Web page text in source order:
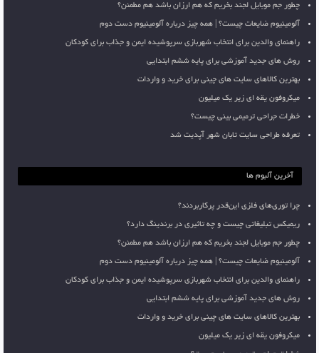
چطور جم موبایل لجند بخریم که هم ارزان باشد هم مطمئن؟
آلومینیوم ضایعات چیست؟ | همه چیز درباره آلومینیوم دست دوم
راهنمای والدین برای انتخاب شهربازی سرپوشیده ایمن و جذاب برای کودکان
روش های جدید آموزشی برای پایه ششم ابتدایی
بهترین کالاهای سایت های چینی برای خرید و واردات
میکروفون یقه ای زیر یک میلیون
خطرات جراحی ترمیمی بینی چیست؟
تعرفه طراحی سایت تابان شهر آپدیت شد
آخرین آلبوم ها
چرا توری‌های فلزی این‌قدر پرکاربردند؟
ریمیکس تبلیغاتی چیست و چه تاثیری در برندینگ دارد؟
چطور جم موبایل لجند بخریم که هم ارزان باشد هم مطمئن؟
آلومینیوم ضایعات چیست؟ | همه چیز درباره آلومینیوم دست دوم
راهنمای والدین برای انتخاب شهربازی سرپوشیده ایمن و جذاب برای کودکان
روش های جدید آموزشی برای پایه ششم ابتدایی
بهترین کالاهای سایت های چینی برای خرید و واردات
میکروفون یقه ای زیر یک میلیون